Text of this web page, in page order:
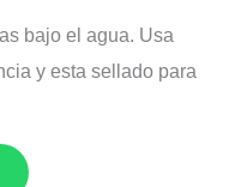
bajo el agua. Usa
y esta sellado para